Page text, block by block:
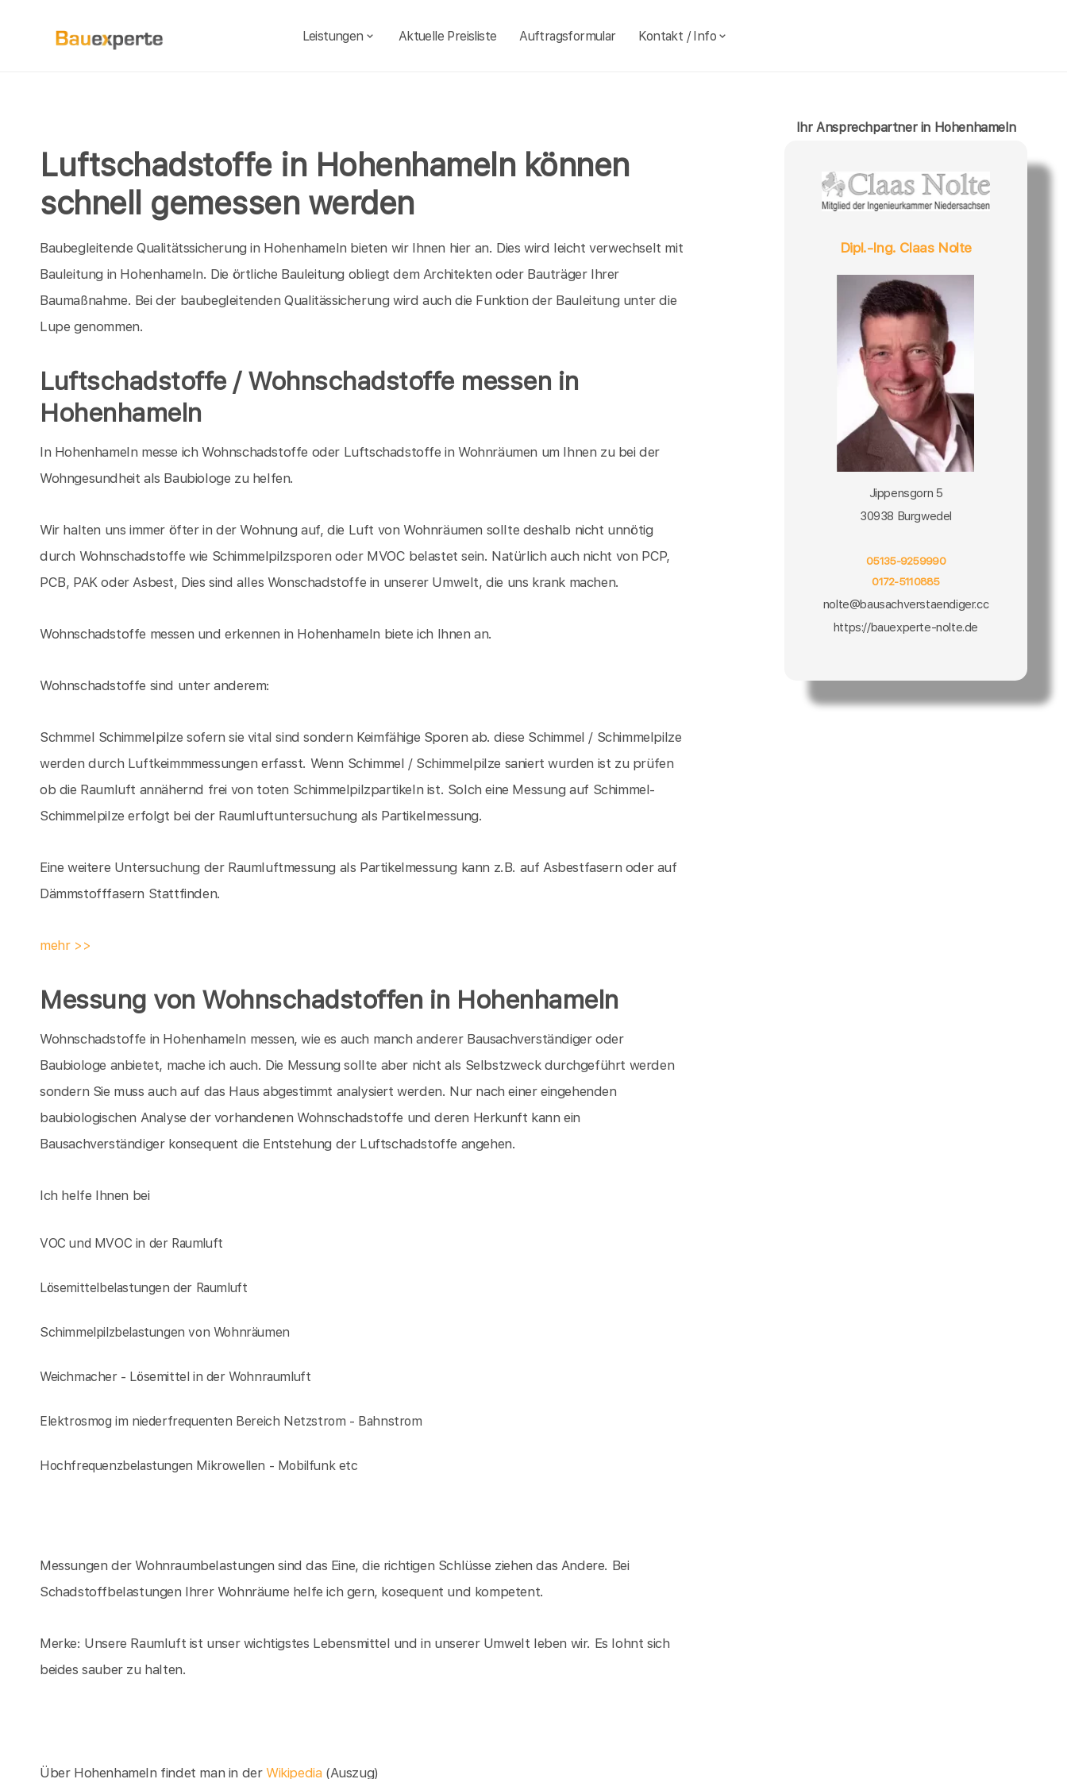
Leistungen Aktuelle Preisliste Auftragsformular Kontakt / Info
Luftschadstoffe in Hohenhameln können
schnell gemessen werden
Baubegleitende Qualitätssicherung in Hohenhameln bieten wir Ihnen hier an. Dies wird leicht verwechselt mit
Bauleitung in Hohenhameln. Die örtliche Bauleitung obliegt dem Architekten oder Bauträger Ihrer
Baumaßnahme. Bei der baubegleitenden Qualitässicherung wird auch die Funktion der Bauleitung unter die
Lupe genommen.
Luftschadstoffe / Wohnschadstoffe messen in
Hohenhameln
In Hohenhameln messe ich Wohnschadstoffe oder Luftschadstoffe in Wohnräumen um Ihnen zu bei der
Wohngesundheit als Baubiologe zu helfen.
Wir halten uns immer öfter in der Wohnung auf, die Luft von Wohnräumen sollte deshalb nicht unnötig
durch Wohnschadstoffe wie Schimmelpilzsporen oder MVOC belastet sein. Natürlich auch nicht von PCP,
PCB, PAK oder Asbest, Dies sind alles Wonschadstoffe in unserer Umwelt, die uns krank machen.
Wohnschadstoffe messen und erkennen in Hohenhameln biete ich Ihnen an.
Wohnschadstoffe sind unter anderem:
Schmmel Schimmelpilze sofern sie vital sind sondern Keimfähige Sporen ab. diese Schimmel / Schimmelpilze
werden durch Luftkeimmmessungen erfasst. Wenn Schimmel / Schimmelpilze saniert wurden ist zu prüfen
ob die Raumluft annähernd frei von toten Schimmelpilzpartikeln ist. Solch eine Messung auf Schimmel-
Schimmelpilze erfolgt bei der Raumluftuntersuchung als Partikelmessung.
Eine weitere Untersuchung der Raumluftmessung als Partikelmessung kann z.B. auf Asbestfasern oder auf
Dämmstofffasern Stattfinden.
mehr >>
Messung von Wohnschadstoffen in Hohenhameln
Wohnschadstoffe in Hohenhameln messen, wie es auch manch anderer Bausachverständiger oder
Baubiologe anbietet, mache ich auch. Die Messung sollte aber nicht als Selbstzweck durchgeführt werden
sondern Sie muss auch auf das Haus abgestimmt analysiert werden. Nur nach einer eingehenden
baubiologischen Analyse der vorhandenen Wohnschadstoffe und deren Herkunft kann ein
Bausachverständiger konsequent die Entstehung der Luftschadstoffe angehen.
Ich helfe Ihnen bei
VOC und MVOC in der Raumluft
Lösemittelbelastungen der Raumluft
Schimmelpilzbelastungen von Wohnräumen
Weichmacher - Lösemittel in der Wohnraumluft
Elektrosmog im niederfrequenten Bereich Netzstrom - Bahnstrom
Hochfrequenzbelastungen Mikrowellen - Mobilfunk etc
Messungen der Wohnraumbelastungen sind das Eine, die richtigen Schlüsse ziehen das Andere. Bei
Schadstoffbelastungen Ihrer Wohnräume helfe ich gern, kosequent und kompetent.
Merke: Unsere Raumluft ist unser wichtigstes Lebensmittel und in unserer Umwelt leben wir. Es lohnt sich
beides sauber zu halten.
Über Hohenhameln findet man in derWikipedia (Auszug)
Ihr Ansprechpartner in Hohenhameln
Dipl.-Ing. Claas Nolte
Jippensgorn 5
30938 Burgwedel
05135-9259990
0172-5110885
nolte@bausachverstaendiger.cc
https://bauexperte-nolte.de